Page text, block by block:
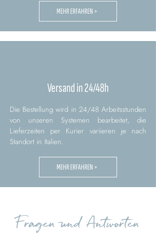
MEHR ERFAHREN >
Versand in 24/48h
Die Bestellung wird in 24/48 Arbeitsstunden
von unseren Systemen bearbeitet, die
Lieferzeiten per Kurier variieren je nach
Standort in Italien.
MEHR ERFAHREN >
Fragen und Antworten